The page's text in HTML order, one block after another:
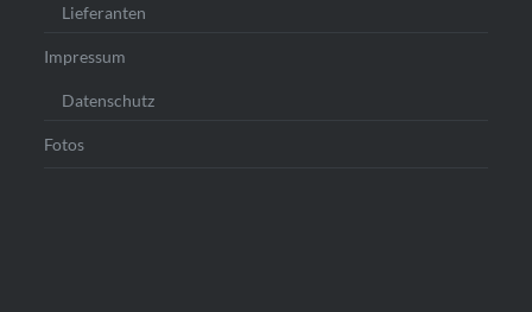
Lieferanten
Impressum
Datenschutz
Fotos